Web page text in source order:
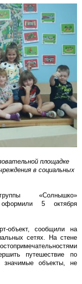
площадке
в социальных
«Солнышко»
оформили 5 октября
объект, сообщили на
сетях. На стене
путешествие по
значимые объекты, не